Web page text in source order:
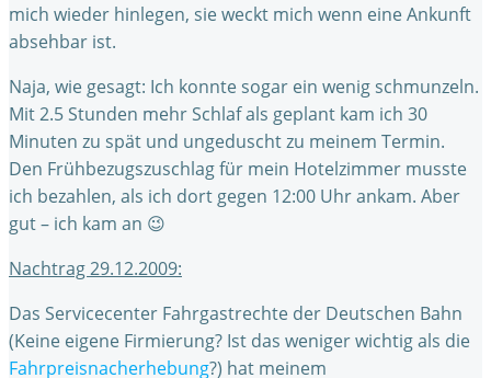
mich wieder hinlegen, sie weckt mich wenn eine Ankunft
absehbar ist.
Naja, wie gesagt: Ich konnte sogar ein wenig schmunzeln.
Mit 2.5 Stunden mehr Schlaf als geplant kam ich 30
Minuten zu spät und ungeduscht zu meinem Termin.
Den Frühbezugszuschlag für mein Hotelzimmer musste
ich bezahlen, als ich dort gegen 12:00 Uhr ankam. Aber
gut – ich kam an 😉
Nachtrag 29.12.2009:
Das Servicecenter Fahrgastrechte der Deutschen Bahn
(Keine eigene Firmierung? Ist das weniger wichtig als die
Fahrpreisnacherhebung?) hat meinem